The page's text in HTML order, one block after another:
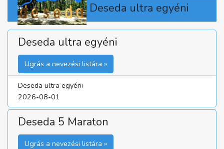
Deseda ultra egyéni
Deseda ultra egyéni
Ugrás a nevezési listára »
Deseda ultra egyéni
2026-08-01
Deseda 5 Maraton
Ugrás a nevezési listára »